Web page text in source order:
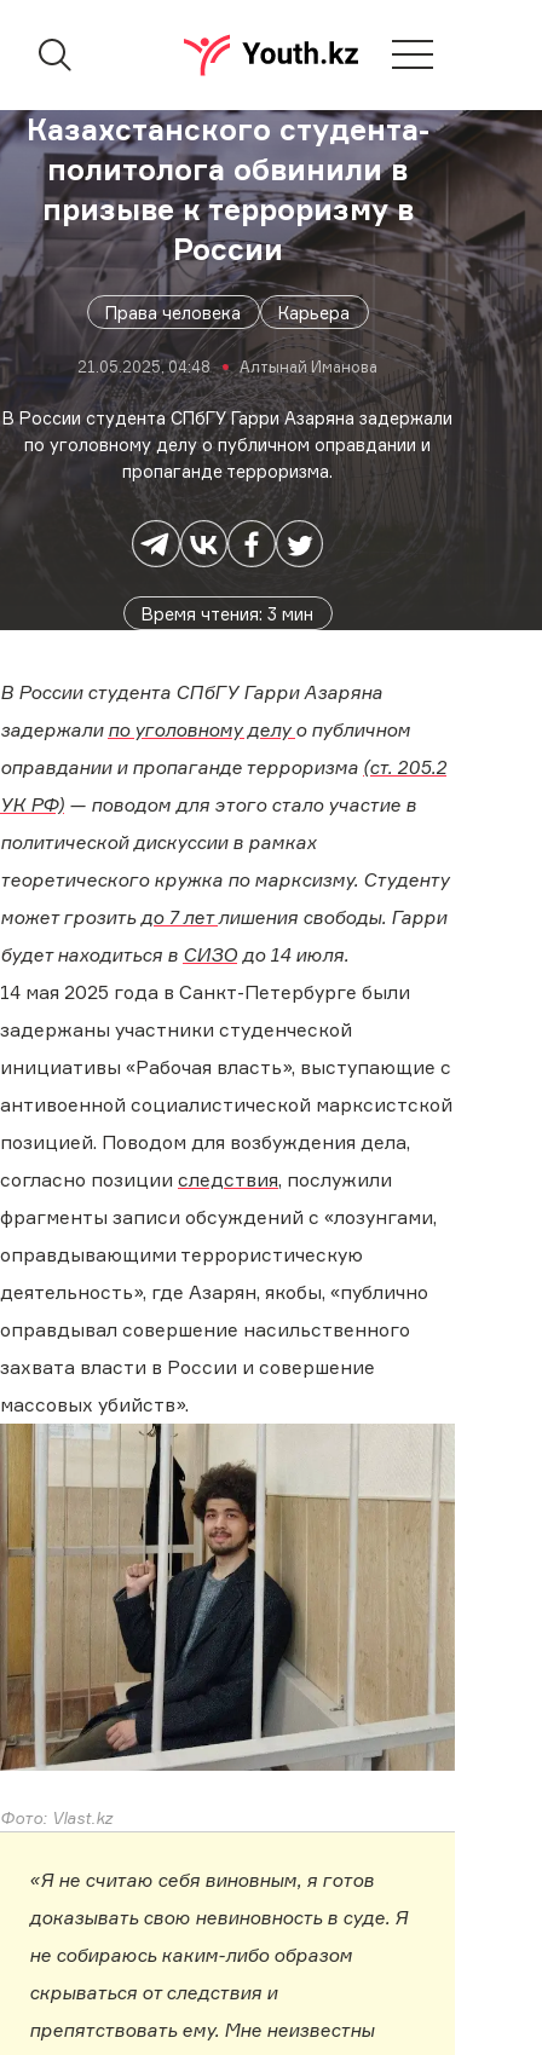
Казахстанского студента-
политолога обвинили в
призыве к терроризму в
России
Права человека Карьера
21.05.2025, 04:48 Алтынай Иманова
В России студента СПбГУ Гарри Азаряна задержали
по уголовному делу о публичном оправдании и
пропаганде терроризма.
Время чтения:3 мин
В России студента СПбГУ Гарри Азаряна
задержали по уголовному делу о публичном
оправдании и пропаганде терроризма (ст. 205.2
УК РФ) — поводом для этого стало участие в
политической дискуссии в рамках
теоретического кружка по марксизму. Студенту
может грозитьдо 7 летлишения свободы. Гарри
будет находиться в СИЗО до 14 июля.
14 мая 2025 года в Санкт-Петербурге были
задержаны участники студенческой
инициативы «Рабочая власть», выступающие с
антивоенной социалистической марксистской
позицией. Поводом для возбуждения дела,
согласно позиции следствия, послужили
фрагменты записи обсуждений с «лозунгами,
оправдывающими террористическую
деятельность», где Азарян, якобы, «публично
оправдывал совершение насильственного
захвата власти в России и совершение
массовых убийств».
Фото: Vlast.kz
«Я не считаю себя виновным, я готов
доказывать свою невиновность в суде. Я
не собираюсь каким-либо образом
скрываться от следствия и
препятствовать ему. Мне неизвестны